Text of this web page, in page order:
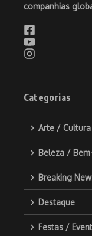
companhias
Categorias
Arte / Cultura
Beleza /
Breaking
Destaque
Festas /